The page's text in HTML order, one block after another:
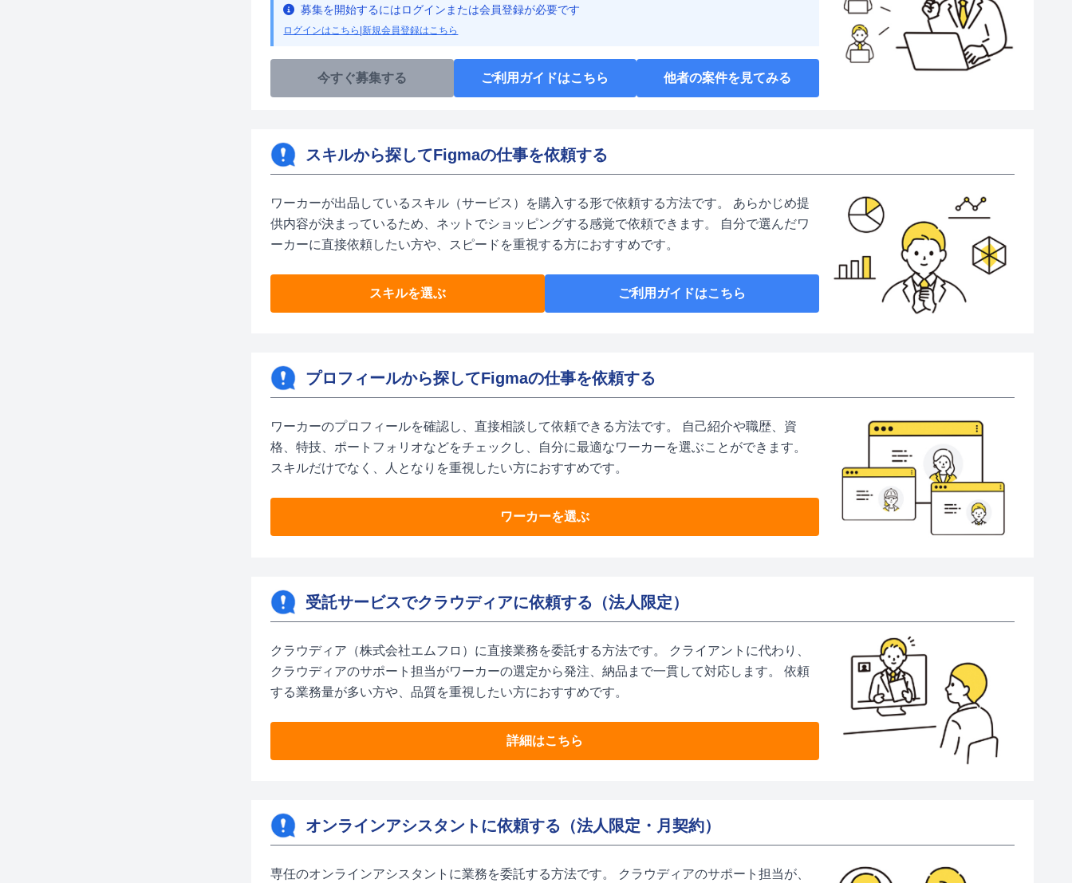
募集を開始するにはログインまたは会員登録が必要です
ログインはこちら |新規会員登録はこちら
今すぐ募集する ご利用ガイドはこちら 他者の案件を見てみる
スキルから探してFigmaの仕事を依頼する
ワーカーが出品しているスキル（サービス）を購入する形で依頼する方法です。 あらかじめ提
供内容が決まっているため、ネットでショッピングする感覚で依頼できます。 自分で選んだワ
ーカーに直接依頼したい方や、スピードを重視する方におすすめです。
スキルを選ぶ ご利用ガイドはこちら
プロフィールから探してFigmaの仕事を依頼する
ワーカーのプロフィールを確認し、直接相談して依頼できる方法です。 自己紹介や職歴、資
格、特技、ポートフォリオなどをチェックし、自分に最適なワーカーを選ぶことができます。
スキルだけでなく、人となりを重視したい方におすすめです。
ワーカーを選ぶ
受託サービスでクラウディアに依頼する（法人限定）
クラウディア（株式会社エムフロ）に直接業務を委託する方法です。 クライアントに代わり、
クラウディアのサポート担当がワーカーの選定から発注、納品まで一貫して対応します。 依頼
する業務量が多い方や、品質を重視したい方におすすめです。
詳細はこちら
オンラインアシスタントに依頼する（法人限定・月契約）
専任のオンラインアシスタントに業務を委託する方法です。 クラウディアのサポート担当が、